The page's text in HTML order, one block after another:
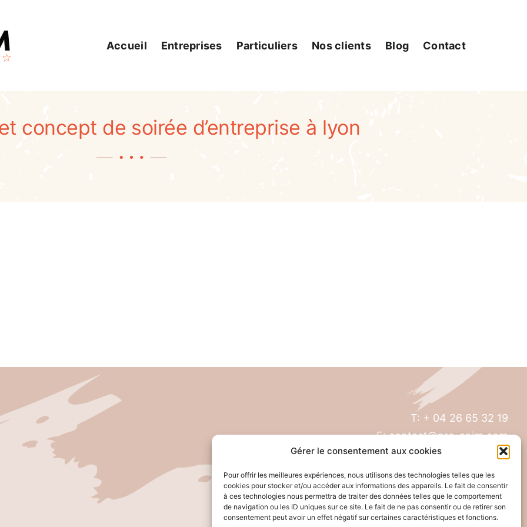
Gérer le consentement aux cookies
Pour offrir les meilleures expériences, nous utilisons des technologies telles que les
cookies pour stocker et/ou accéder aux informations des appareils. Le fait de consentir
à ces technologies nous permettra de traiter des données telles que le comportement
de navigation ou les ID uniques sur ce site. Le fait de ne pas consentir ou de retirer son
consentement peut avoir un effet négatif sur certaines caractéristiques et fonctions.
Accueil Entreprises Particuliers Nos clients Blog Contact
concept de soirée d’entreprise à lyon
T: + 04 26 65 32 19
E: contact@pro-anim.com
69300 Caluire